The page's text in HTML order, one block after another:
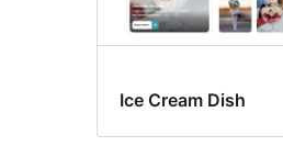
Ice Cream Dish